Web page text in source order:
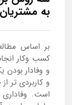
به مشتریان
بر اساس
کسب وکار
و وفادار بودن
و کاربردی
است. وفاداری